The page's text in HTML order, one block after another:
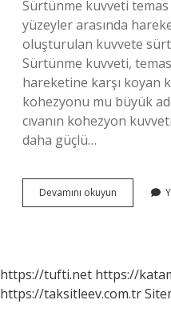
Sürtünme kuvveti
yüzeyler arasında
oluşturulan kuvvete
Sürtünme kuvveti,
hareketine karşı koyan
kohezyonu mu büyük
cıvanın kohezyon
daha güçlü…
Devamını okuyun Adezyon
Kuvveti
https://tufti.net https://
https://taksitleev.com.tr